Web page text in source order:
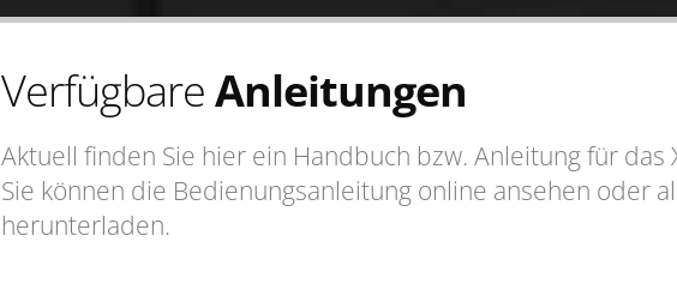
VerfügbareAnleitungen
Aktuell finden Sie hier ein Handbuch bzw. Anleitung für das
Sie können die Bedienungsanleitung online ansehen oder
herunterladen.